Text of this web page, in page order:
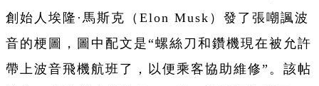
創始人埃隆·馬斯克（Elon Musk）發了張嘲諷波
音的梗圖，圖中配文是“螺絲刀和鑽機現在被允許
帶上波音飛機航班了，以便乘客協助維修”。該帖